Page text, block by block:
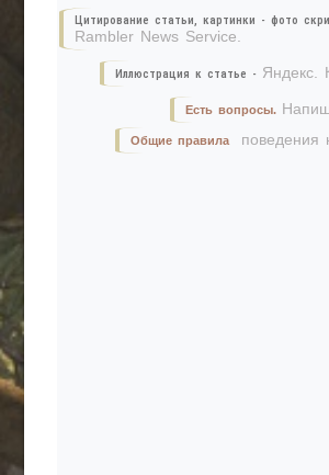
Цитирование статьи, картинки - фото
Rambler News Service.
Иллюстрация к статье - Яндекс.
Есть вопросы.
Общие правила поведения